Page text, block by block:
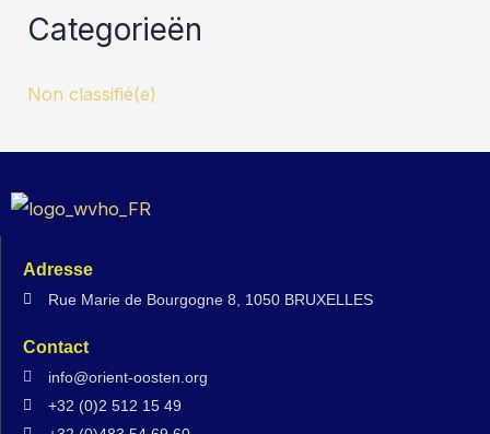
Categorieën
Non classifié(e)
Adresse
Rue Marie de Bourgogne 8, 1050 BRUXELLES
Contact
info@orient-oosten.org
+32 (0)2 512 15 49